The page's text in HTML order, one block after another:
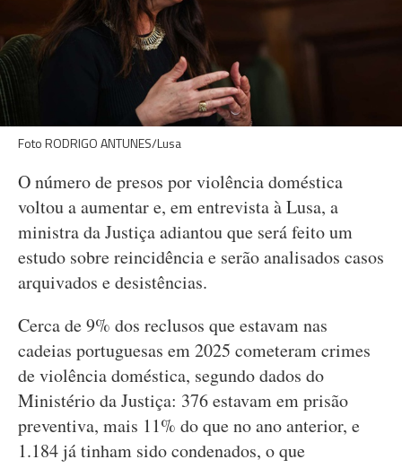
Foto RODRIGO ANTUNES/Lusa
O número de presos por violência doméstica
voltou a aumentar e, em entrevista à Lusa, a
ministra da Justiça adiantou que será feito um
estudo sobre reincidência e serão analisados casos
arquivados e desistências.
Cerca de 9% dos reclusos que estavam nas
cadeias portuguesas em 2025 cometeram crimes
de violência doméstica, segundo dados do
Ministério da Justiça: 376 estavam em prisão
preventiva, mais 11% do que no ano anterior, e
1.184 já tinham sido condenados, o que